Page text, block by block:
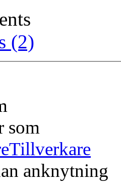
(2)
som
Tillverkare
anknytning